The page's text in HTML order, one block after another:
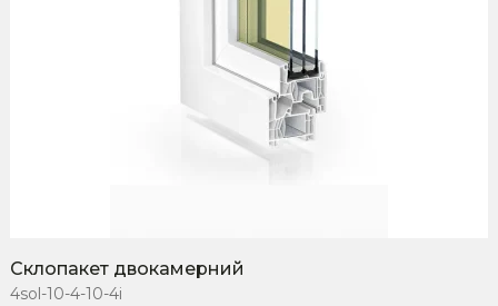
Склопакет двокамерний
4sol-10-4-10-4i